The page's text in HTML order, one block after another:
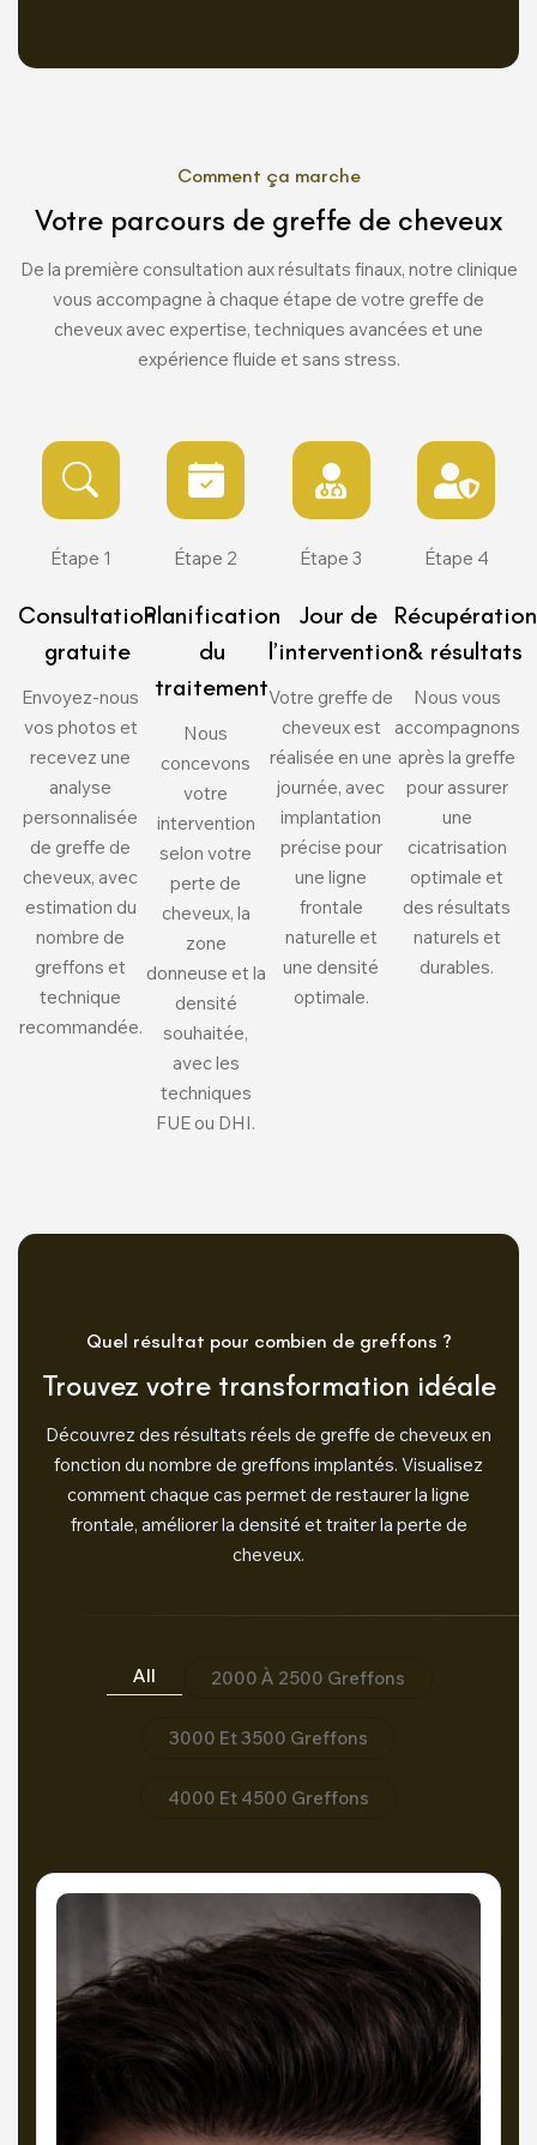
Comment ça marche
Votre parcours de greffe de cheveux
De la première consultation aux résultats finaux, notre clinique
vous accompagne à chaque étape de votre greffe de
cheveux avec expertise, techniques avancées et une
expérience fluide et sans stress.
Étape 1
Consultation
gratuite
Envoyez-nous
vos photos et
recevez une
analyse
personnalisée
de greffe de
cheveux, avec
estimation du
nombre de
greffons et
technique
recommandée.
Étape 2
Planification
du
traitement
Nous
concevons
votre
intervention
selon votre
perte de
cheveux, la
zone
donneuse et la
densité
souhaitée,
avec les
techniques
FUE ou DHI.
Étape 3
Jour de
l’intervention
Votre greffe de
cheveux est
réalisée en une
journée, avec
implantation
précise pour
une ligne
frontale
naturelle et
une densité
optimale.
Étape 4
Récupération
& résultats
Nous vous
accompagnons
après la greffe
pour assurer
une
cicatrisation
optimale et
des résultats
naturels et
durables.
Quel résultat pour combien de greffons ?
Trouvez votre transformation idéale
Découvrez des résultats réels de greffe de cheveux en
fonction du nombre de greffons implantés. Visualisez
comment chaque cas permet de restaurer la ligne
frontale, améliorer la densité et traiter la perte de
cheveux.
All 2000 À 2500 Greffons
3000 Et 3500 Greffons
4000 Et 4500 Greffons